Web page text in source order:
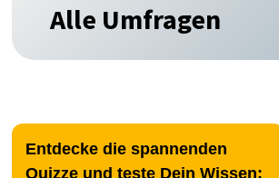
Alle Umfragen
Entdecke die spannenden
Quizze und teste Dein Wissen: